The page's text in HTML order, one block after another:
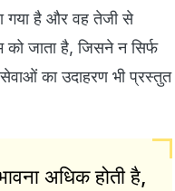
गया है और वह तेजी से
जाता है, जिसने न सिर्फ
का उदाहरण भी प्रस्तुत
अधिक होती है,